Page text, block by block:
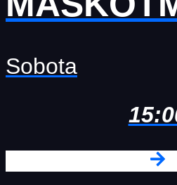
Sobota